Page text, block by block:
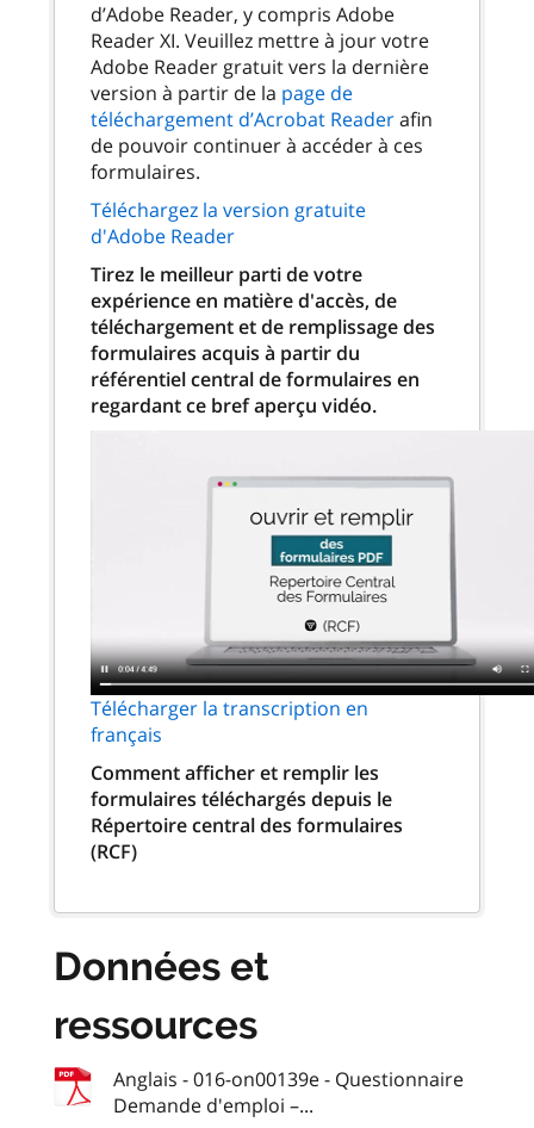
d’Adobe Reader, y compris Adobe
Reader XI. Veuillez mettre à jour votre
Adobe Reader gratuit vers la dernière
version à partir de la page de
téléchargement d’Acrobat Readerafin
de pouvoir continuer à accéder à ces
formulaires.
Téléchargez la version gratuite
d'Adobe Reader
Tirez le meilleur parti de votre
expérience en matière d'accès, de
téléchargement et de remplissage des
formulaires acquis à partir du
référentiel central de formulaires en
regardant ce bref aperçu vidéo.
Télécharger la transcription en
français
Comment afficher et remplir les
formulaires téléchargés depuis le
Répertoire central des formulaires
(RCF)
Données et
ressources
Anglais - 016-on00139e - Questionnaire
Demande d'emploi –...